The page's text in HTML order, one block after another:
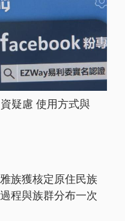
疑慮 使用方式與
族獲核定原住民族
程與族群分布一次